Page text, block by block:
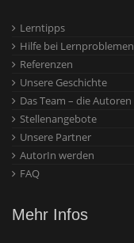
Lerntipps
Hilfe bei Lernproblemen
Referenzen
Unsere Geschichte
Das Team – die Autoren
Stellenangebote
Unsere Partner
AutorIn werden
FAQ
Mehr Infos